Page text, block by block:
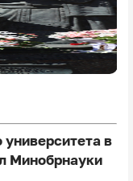
университета в
Минобрнауки